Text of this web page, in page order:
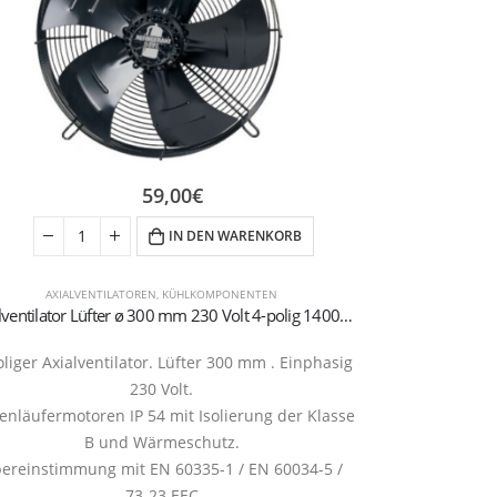
AXIALVENTILATOREN KÜHLKOMPONENTEN
Axialventilator Lüfter ø 300 mm 230 Volt 4-polig 1400 U/min Ansaugung
Axialventilator. Lüfter 300 mm . Einphasig
230 Volt.
IP 54 mit Isolierung der Klasse
B und Wärmeschutz.
mit EN 60335-1 / EN 60034-5 /
59,00€
IN DEN WARENKORB